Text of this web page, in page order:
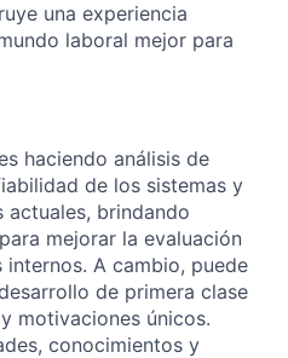
una experiencia
laboral mejor para
haciendo análisis de
de los sistemas y
brindando
mejorar la evaluación
A cambio, puede
de primera clase
motivaciones únicos.
conocimientos y